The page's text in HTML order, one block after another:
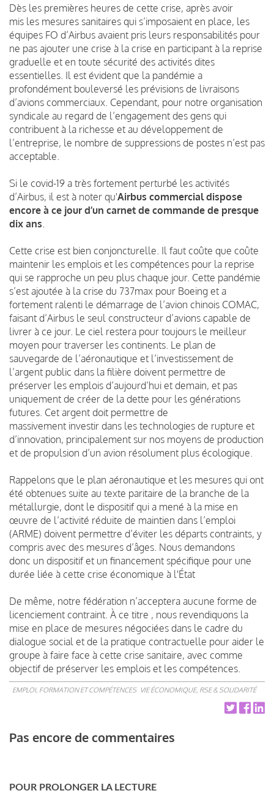
Dès les premières heures de cette crise, après avoir
mis les mesures sanitaires qui s’imposaient en place, les
équipes FO d’Airbus avaient pris leurs responsabilités pour
ne pas ajouter une crise à la crise en participant à la reprise
graduelle et en toute sécurité des activités dites
essentielles. Il est évident que la pandémie a
profondément bouleversé les prévisions de livraisons
d’avions commerciaux. Cependant, pour notre organisation
syndicale au regard de l’engagement des gens qui
contribuent à la richesse et au développement de
l’entreprise, le nombre de suppressions de postes n’est pas
acceptable.
Si le covid-19 a très fortement perturbé les activités
d’Airbus, il est à noter qu'Airbus commercial dispose
encore à ce jour d’un carnet de commande de presque
dix ans
Cette crise est bien conjoncturelle. Il faut coûte que coûte
maintenir les emplois et les compétences pour la reprise
qui se rapproche un peu plus chaque jour. Cette pandémie
s’est ajoutée à la crise du 737max pour Boeing et a
fortement ralenti le démarrage de l’avion chinois COMAC,
faisant d’Airbus le seul constructeur d’avions capable de
livrer à ce jour. Le ciel restera pour toujours le meilleur
moyen pour traverser les continents. Le plan de
sauvegarde de l’aéronautique et l’investissement de
l’argent public dans la filière doivent permettre de
préserver les emplois d’aujourd’hui et demain, et pas
uniquement de créer de la dette pour les générations
futures. Cet argent doit permettre de
massivement investir dans les technologies de rupture et
d’innovation, principalement sur nos moyens de production
et de propulsion d’un avion résolument plus écologique.
Rappelons que le plan aéronautique et les mesures qui ont
été obtenues suite au texte paritaire de la branche de la
métallurgie, dont le dispositif qui a mené à la mise en
œuvre de l’activité réduite de maintien dans l’emploi
(ARME) doivent permettre d’éviter les départs contraints, y
compris avec des mesures d’âges. Nous demandons
donc un dispositif et un financement spécifique pour une
durée liée à cette crise économique à l'État
De même, notre fédération n’acceptera aucune forme de
licenciement contraint. À ce titre , nous revendiquons la
mise en place de mesures négociées dans le cadre du
dialogue social et de la pratique contractuelle pour aider le
groupe à faire face à cette crise sanitaire, avec comme
objectif de préserver les emplois et les compétences.
EMPLOI, FORMATION ET COMPÉTENCES VIE ÉCONOMIQUE, RSE & SOLIDARITÉ
Pas encore de commentaires
POUR PROLONGER LA LECTURE